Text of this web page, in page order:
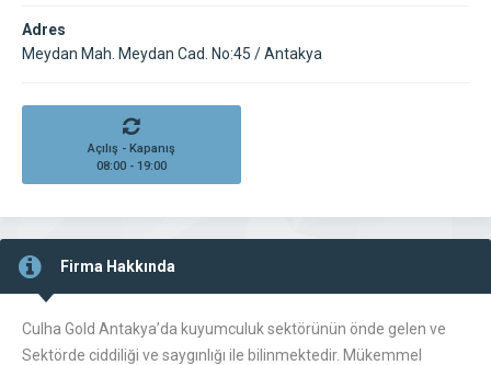
Adres
Meydan Mah. Meydan Cad. No:45 / Antakya
Açılış - Kapanış
08:00 - 19:00
Firma Hakkında
Culha Gold Antakya’da kuyumculuk sektörünün önde gelen ve
Sektörde ciddiliği ve saygınlığı ile bilinmektedir. Mükemmel